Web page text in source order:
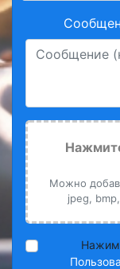
Можно
jpeg,